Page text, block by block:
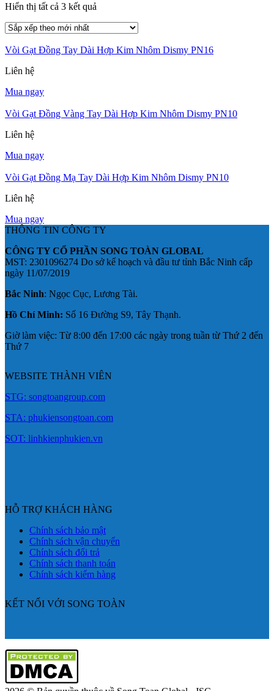
Hiển thị tất cả 3 kết quả
mới
Vòi Gạt Đồng Tay Dài Hợp Kim Nhôm Dismy PN16
Liên hệ
Mua ngay
Vòi Gạt Đồng Vàng Tay Dài Hợp Kim Nhôm Dismy PN10
Liên hệ
Mua ngay
Vòi Gạt Đồng Mạ Tay Dài Hợp Kim Nhôm Dismy PN10
Liên hệ
Mua ngay
THÔNG TIN CÔNG TY
CÔNG TY CỔ PHẦN SONG TOÀN GLOBAL
MST: 2301096274 Do sở kế hoạch và đầu tư tỉnh Bắc Ninh cấp
ngày 11/07/2019
Bắc Ninh: Ngọc Cục, Lương Tài.
Hồ Chí Minh: Số 16 Đường S9, Tây Thạnh.
Giờ làm việc: Từ 8:00 đến 17:00 các ngày trong tuần từ Thứ 2 đến
Thứ 7
WEBSITE THÀNH VIÊN
STG: songtoangroup.com
STA: phukiensongtoan.com
SOT: linhkienphukien.vn
HỖ TRỢ KHÁCH HÀNG
Chính sách bảo mật
Chính sách vận chuyển
Chính sách đổi trả
Chính sách thanh toán
Chính sách kiểm hàng
KẾT NỐI VỚI SONG TOÀN